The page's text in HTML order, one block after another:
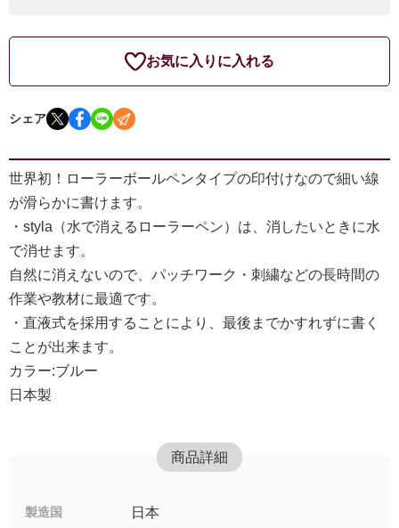
お気に入りに入れる
シェア
世界初！ローラーボールペンタイプの印付けなので細い線
が滑らかに書けます。
・styla（水で消えるローラーペン）は、消したいときに水
で消せます。
自然に消えないので、パッチワーク・刺繍などの長時間の
作業や教材に最適です。
・直液式を採用することにより、最後までかすれずに書く
ことが出来ます。
カラー:ブルー
日本製
商品詳細
製造国 日本